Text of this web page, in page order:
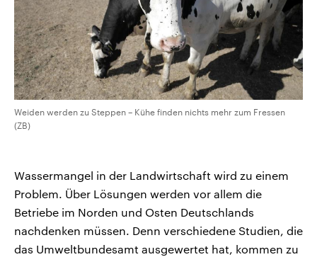
Weiden werden zu Steppen – Kühe finden nichts mehr zum Fressen
(ZB)
Wassermangel in der Landwirtschaft wird zu einem
Problem. Über Lösungen werden vor allem die
Betriebe im Norden und Osten Deutschlands
nachdenken müssen. Denn verschiedene Studien, die
das Umweltbundesamt ausgewertet hat, kommen zu